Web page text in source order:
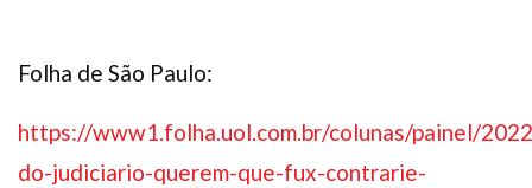
Folha de São Paulo:
https://www1.folha.uol.com.br/colunas/painel/
do-judiciario-querem-que-fux-contrarie-